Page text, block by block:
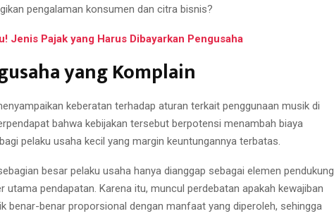
pengalaman konsumen dan citra bisnis?
Jenis Pajak yang Harus Dibayarkan Pengusaha
yang Komplain
keberatan terhadap aturan terkait penggunaan musik di
bahwa kebijakan tersebut berpotensi menambah biaya
pelaku usaha kecil yang margin keuntungannya terbatas.
besar pelaku usaha hanya dianggap sebagai elemen pendukung
utama pendapatan. Karena itu, muncul perdebatan apakah kewajiban
benar-benar proporsional dengan manfaat yang diperoleh, sehingga